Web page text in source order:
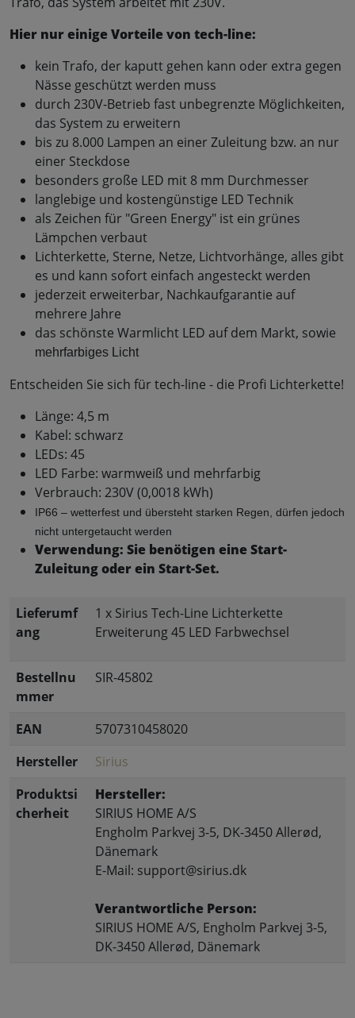
Hier nur einige Vorteile von tech-line:
kein Trafo, der kaputt gehen kann oder extra gegen
Nässe geschützt werden muss
durch 230V-Betrieb fast unbegrenzte Möglichkeiten,
das System zu erweitern
bis zu 8.000 Lampen an einer Zuleitung bzw. an nur
einer Steckdose
besonders große LED mit 8 mm Durchmesser
langlebige und kostengünstige LED Technik
als Zeichen für "Green Energy" ist ein grünes
Lämpchen verbaut
Lichterkette, Sterne, Netze, Lichtvorhänge, alles gibt
es und kann sofort einfach angesteckt werden
jederzeit erweiterbar, Nachkaufgarantie auf
mehrere Jahre
das schönste Warmlicht LED auf dem Markt, sowie
mehrfarbiges Licht
Entscheiden Sie sich für tech-line - die Profi Lichterkette!
Länge: 4,5 m
Kabel: schwarz
LEDs: 45
LED Farbe: warmweiß und mehrfarbig
Verbrauch: 230V (0,0018 kWh)
IP66 – wetterfest und übersteht starken Regen, dürfen jedoch
nicht untergetaucht werden
Verwendung: Sie benötigen eine Start-
Zuleitung oder ein Start-Set.
Lieferumf
ang
1 x Sirius Tech-Line Lichterkette
Erweiterung 45 LED Farbwechsel
Bestellnu
mmer
SIR-45802
EAN
5707310458020
Hersteller
Sirius
Produktsi
cherheit
Hersteller:
SIRIUS HOME A/S
Engholm Parkvej 3-5, DK-3450 Allerød,
Dänemark
E-Mail: support@sirius.dk
Verantwortliche Person:
SIRIUS HOME A/S, Engholm Parkvej 3-5,
DK-3450 Allerød, Dänemark